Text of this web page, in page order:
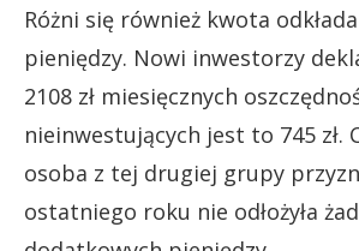
Różni się również kwota
pieniędzy. Nowi inwestorzy
2108 zł miesięcznych
nieinwestujących jest to 745 zł.
osoba z tej drugiej grupy
ostatniego roku nie odłożyła